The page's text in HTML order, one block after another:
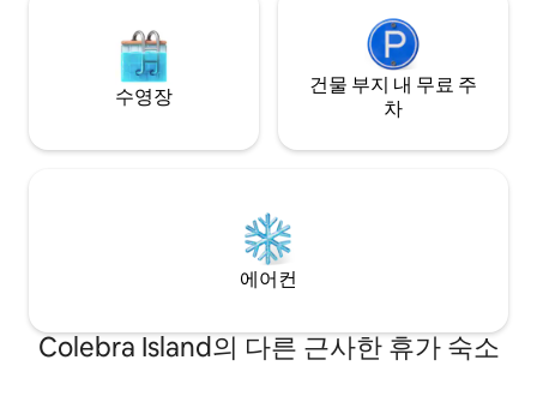
수영장
건물 부지 내 무료 주
차
에어컨
Colebra Island의 다른 근사한 휴가 숙소